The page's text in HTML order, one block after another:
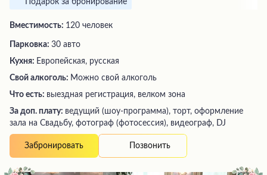
Подарок за бронирование
Вместимость: 120 человек
Парковка: 30 авто
Кухня: Европейская, русская
Свой алкоголь: Можно свой алкоголь
Что есть: выездная регистрация, велком зона
За доп. плату: ведущий (шоу-программа), торт, оформление
зала на Свадьбу, фотограф (фотосессия), видеограф, DJ
Забронировать Позвонить